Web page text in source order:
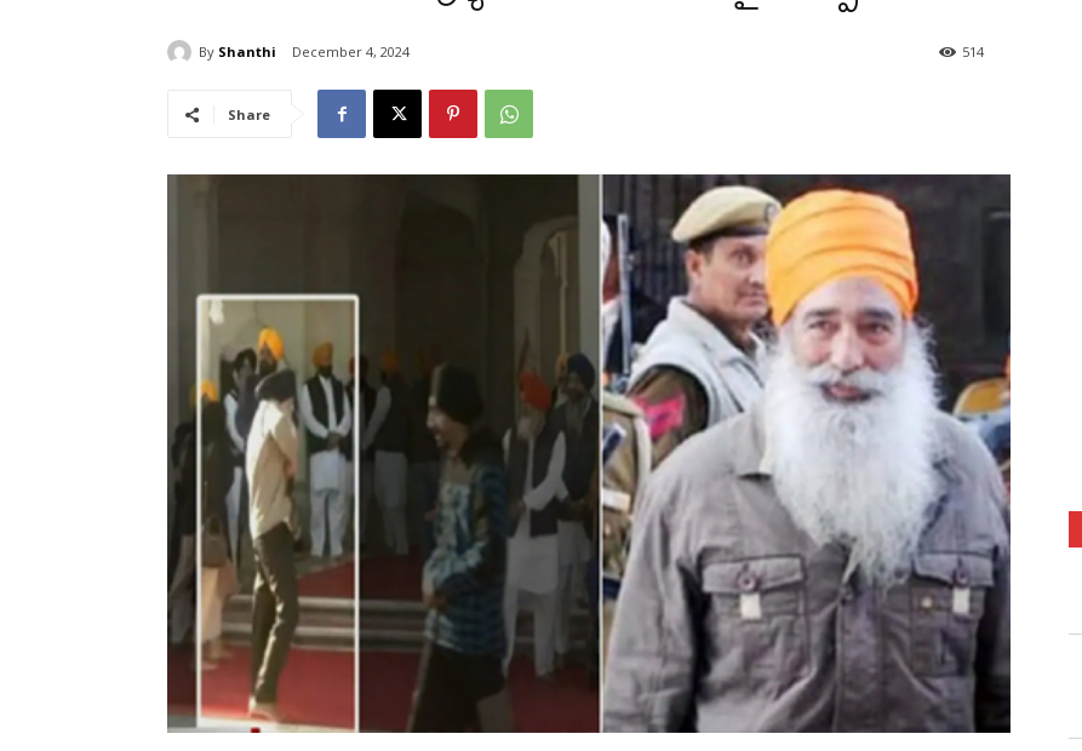
By Shanthi December 4, 2024 514
Share